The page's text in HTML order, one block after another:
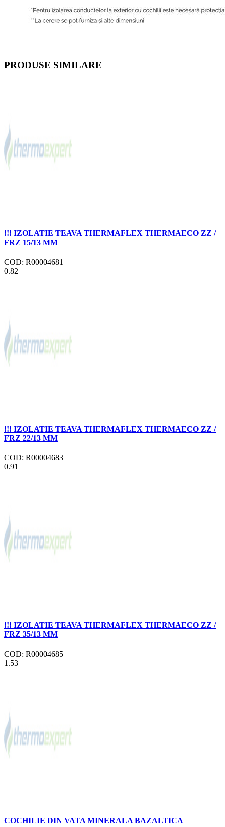
PRODUSE SIMILARE
!!! IZOLATIE TEAVA THERMAFLEX THERMAECO ZZ /
FRZ 15/13 MM
COD: R00004681
0.82
!!! IZOLATIE TEAVA THERMAFLEX THERMAECO ZZ /
FRZ 22/13 MM
COD: R00004683
0.91
!!! IZOLATIE TEAVA THERMAFLEX THERMAECO ZZ /
FRZ 35/13 MM
COD: R00004685
1.53
COCHILIE DIN VATA MINERALA BAZALTICA